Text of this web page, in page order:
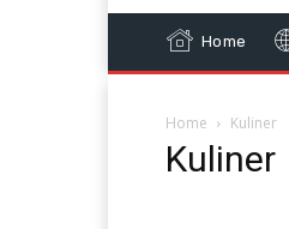
Home
Home Kuliner
Kuliner